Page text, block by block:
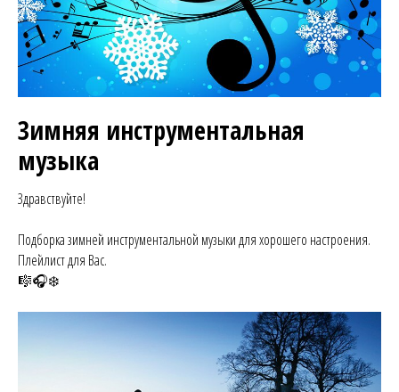
Зимняя инструментальная
музыка
Здравствуйте!
Подборка зимней инструментальной музыки для хорошего настроения.
Плейлист для Вас.
🎼🎧❄️